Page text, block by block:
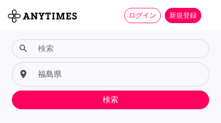
ログイン 新規登録
search
place
検索